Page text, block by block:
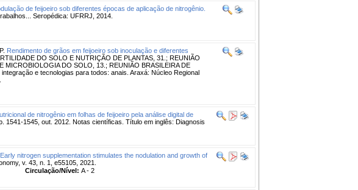
de feijoeiro sob diferentes épocas de aplicação de nitrogênio.
Seropédica: UFRRJ, 2014.
Rendimento de grãos em feijoeiro sob inoculação e diferentes
DO SOLO E NUTRIÇÃO DE PLANTAS, 31.; REUNIÃO
MICROBIOLOGIA DO SOLO, 13.; REUNIÃO BRASILEIRA DE
e tecnologias para todos: anais. Araxá: Núcleo Regional
de nitrogênio em folhas de feijoeiro pela análise digital de
1541-1545, out. 2012. Notas científicas. Título em inglês: Diagnosis
Early nitrogen supplementation stimulates the nodulation and growth of
v. 43, n. 1, e55105, 2021.
Circulação/Nível: A - 2